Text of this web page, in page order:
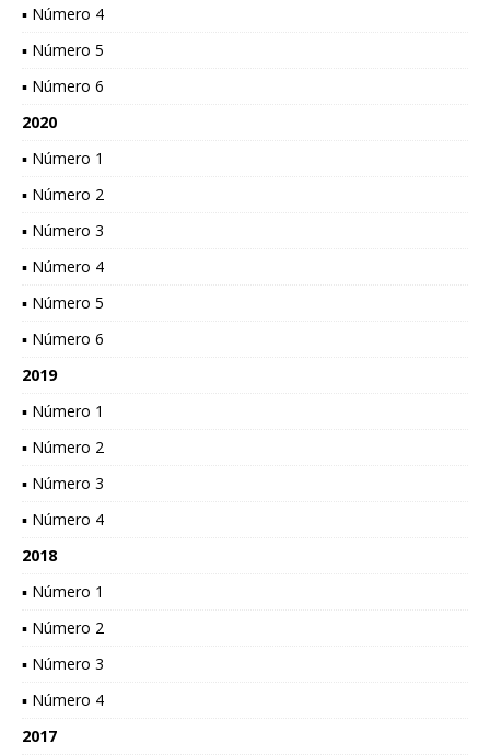
▪ Número 4
▪ Número 5
▪ Número 6
2020
▪ Número 1
▪ Número 2
▪ Número 3
▪ Número 4
▪ Número 5
▪ Número 6
2019
▪ Número 1
▪ Número 2
▪ Número 3
▪ Número 4
2018
▪ Número 1
▪ Número 2
▪ Número 3
▪ Número 4
2017